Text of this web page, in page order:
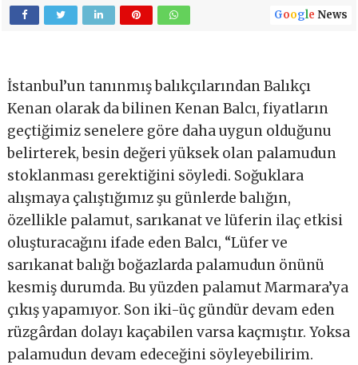
Google News
İstanbul’un tanınmış balıkçılarından Balıkçı
Kenan olarak da bilinen Kenan Balcı, fiyatların
geçtiğimiz senelere göre daha uygun olduğunu
belirterek, besin değeri yüksek olan palamudun
stoklanması gerektiğini söyledi. Soğuklara
alışmaya çalıştığımız şu günlerde balığın,
özellikle palamut, sarıkanat ve lüferin ilaç etkisi
oluşturacağını ifade eden Balcı, “Lüfer ve
sarıkanat balığı boğazlarda palamudun önünü
kesmiş durumda. Bu yüzden palamut Marmara’ya
çıkış yapamıyor. Son iki-üç gündür devam eden
rüzgârdan dolayı kaçabilen varsa kaçmıştır. Yoksa
palamudun devam edeceğini söyleyebilirim.